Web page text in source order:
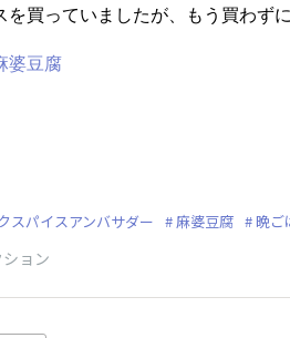
買っていましたが、もう買わず
婆豆腐
スパイスアンバサダー 麻婆豆腐 晩ご
ョン